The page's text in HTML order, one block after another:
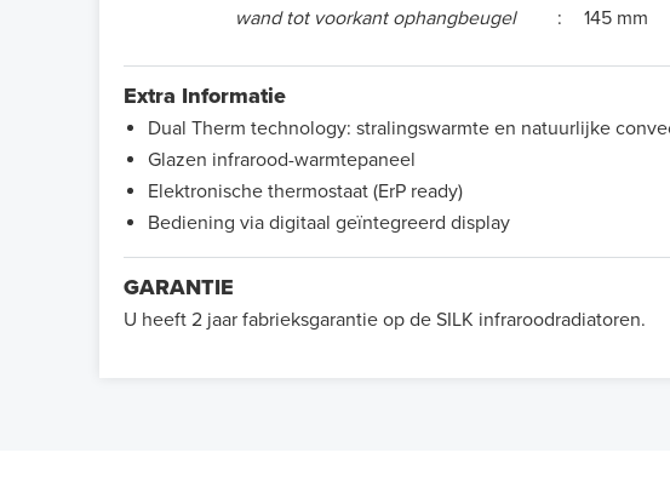
wand tot voorkant ophangbeugel
: 145 mm
Extra Informatie
Dual Therm technology: stralingswarmte en natuurlijke
Glazen infrarood-warmtepaneel
Elektronische thermostaat (ErP ready)
Bediening via digitaal geïntegreerd display
GARANTIE
U heeft 2 jaar fabrieksgarantie op de SILK infraroodradiatoren.